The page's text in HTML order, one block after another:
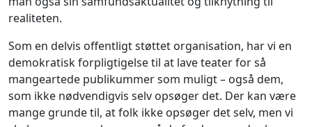
realiteten.
Som en delvis offentligt støttet organisation, har vi en
demokratisk forpligtigelse til at lave teater for så
mangeartede publikummer som muligt – også dem,
som ikke nødvendigvis selv opsøger det. Der kan være
mange grunde til, at folk ikke opsøger det selv, men vi